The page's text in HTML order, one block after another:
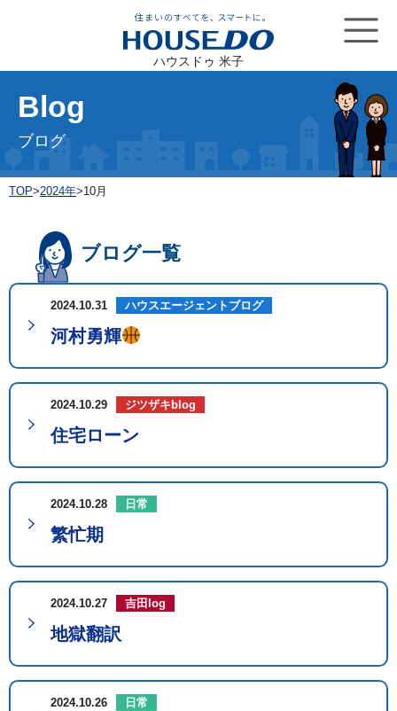
ハウスドゥ 米子
Blog
ブログ
TOP>2024年>10月
ブログ一覧
2024.10.31 ハウスエージェントブログ
河村勇輝
2024.10.29 ジツザキblog
住宅ローン
2024.10.28 日常
繁忙期
2024.10.27 吉田log
地獄翻訳
2024.10.26 日常